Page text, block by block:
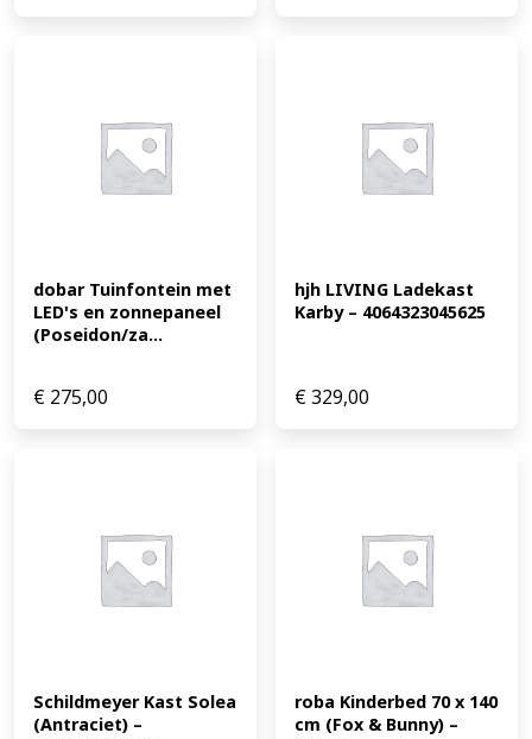
dobar Tuinfontein met
LED's en zonnepaneel
(Poseidon/za...
€ 275,00
hjh LIVING Ladekast
Karby – 4064323045625
€329,00
Schildmeyer Kast Solea
(Antraciet) –
roba Kinderbed 70 x 140
cm (Fox & Bunny) –